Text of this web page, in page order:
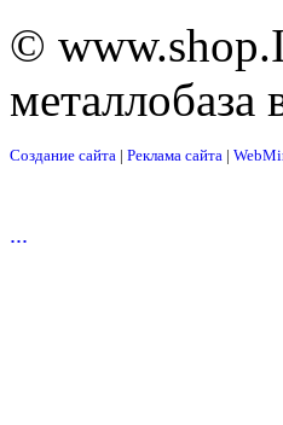
©
Создание сайта | Реклама сайта |
...